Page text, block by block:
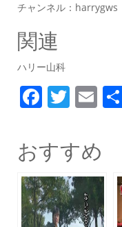
チャンネル：harrygws
関連
ハリー山科
F
c
e
b
o
T
itt
er
E
ai
l
おすすめ